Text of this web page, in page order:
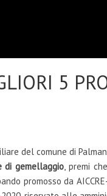
5
del comune di
di gemellaggio, premi
promosso da